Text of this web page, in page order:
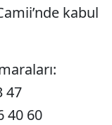
kabul
47
40 60